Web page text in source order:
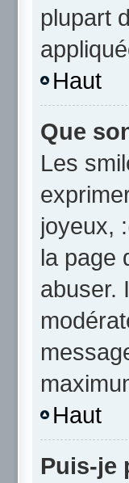
plupart
Haut
Que
Les
joyeux,
la page
abuser.
Haut
Puis-je